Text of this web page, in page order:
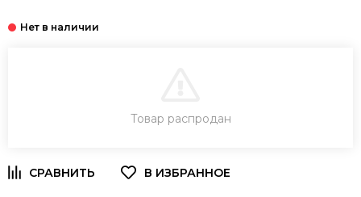
ЗАКАЗ В ОДИН КЛИК
Товар распродан